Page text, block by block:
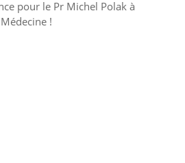
pour le Pr Michel Polak à
!